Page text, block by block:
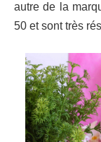
autre de la
50 et sont très